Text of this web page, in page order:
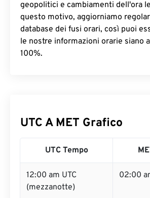
geopolitici e cambiamenti dell'ora
questo motivo, aggiorniamo
database dei fusi orari, così puoi
le nostre informazioni orarie siano
100%.
UTC A MET Grafico
UTC Tempo
12:00 am UTC
(mezzanotte)
02:00